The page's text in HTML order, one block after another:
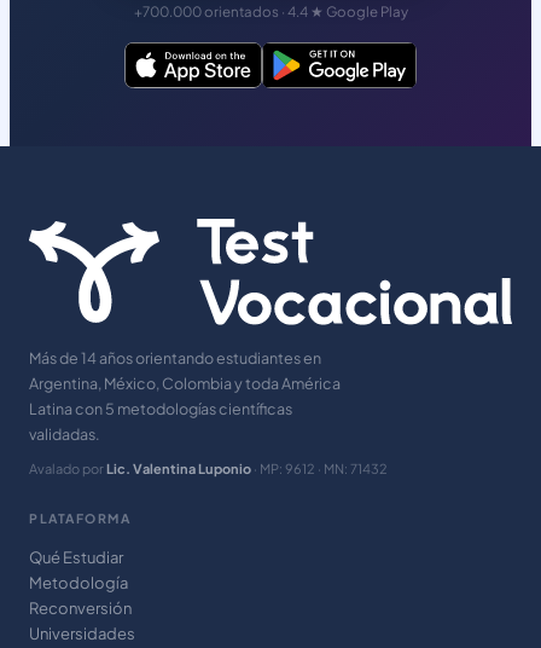
+700.000 orientados · 4.4 ★ Google Play
Más de 14 años orientando estudiantes en
Argentina, México, Colombia y toda América
Latina con 5 metodologías científicas
validadas.
Avalado por Lic. Valentina Luponio · MP: 9612 · MN: 71432
PLATAFORMA
Qué Estudiar
Metodología
Reconversión
Universidades